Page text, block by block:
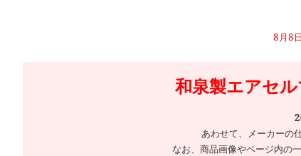
8月8
和泉製エアセ
あわせて、メーカーの
なお、商品画像やページ内の